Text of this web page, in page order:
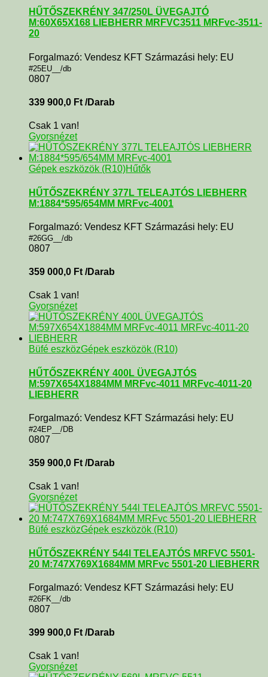
HŰTŐSZEKRÉNY 347/250L ÜVEGAJTÓ
M:60X65X168 LIEBHERR MRFVC3511 MRFvc-3511-
20
Forgalmazó: Vendesz KFT Származási hely: EU
#25EU__/db
0807
339 900,0 Ft /Darab
Csak 1 van!
Gyorsnézet
Gépek eszközök (R10)Hűtők
HŰTŐSZEKRÉNY 377L TELEAJTÓS LIEBHERR
M:1884*595/654MM MRFvc-4001
Forgalmazó: Vendesz KFT Származási hely: EU
#26GG__/db
0807
359 000,0 Ft /Darab
Csak 1 van!
Gyorsnézet
Büfé eszközGépek eszközök (R10)
HŰTŐSZEKRÉNY 400L ÜVEGAJTÓS
M:597X654X1884MM MRFvc-4011 MRFvc-4011-20
LIEBHERR
Forgalmazó: Vendesz KFT Származási hely: EU
#24EP__/DB
0807
359 900,0 Ft /Darab
Csak 1 van!
Gyorsnézet
Büfé eszközGépek eszközök (R10)
HŰTŐSZEKRÉNY 544l TELEAJTÓS MRFVC 5501-
20 M:747X769X1684MM MRFvc 5501-20 LIEBHERR
Forgalmazó: Vendesz KFT Származási hely: EU
#26FK__/db
0807
399 900,0 Ft /Darab
Csak 1 van!
Gyorsnézet